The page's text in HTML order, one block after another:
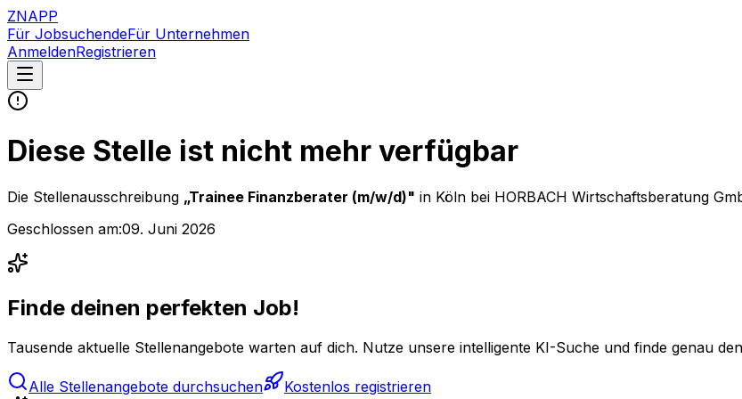
ZNAPP
Für JobsuchendeFür Unternehmen
AnmeldenRegistrieren
Diese Stelle ist nicht mehr verfügbar
Die Stellenausschreibung „Trainee Finanzberater (m/w/d)" in Köln bei HORBACH Wirtschaftsberatung
Geschlossen am:09. Juni 2026
Finde deinen perfekten Job!
Tausende aktuelle Stellenangebote warten auf dich. Nutze unsere intelligente KI-Suche und finde genau
Alle Stellenangebote durchsuchen Kostenlos registrieren